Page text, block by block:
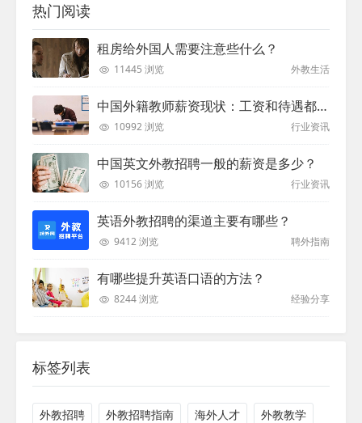
热门阅读
租房给外国人需要注意些什么？
11445 浏览 外教生活
中国外籍教师薪资现状：工资和待遇都非常高
10992 浏览 行业资讯
中国英文外教招聘一般的薪资是多少？
10156 浏览 行业资讯
英语外教招聘的渠道主要有哪些？
9412 浏览 聘外指南
有哪些提升英语口语的方法？
8244 浏览 经验分享
标签列表
外教招聘 外教招聘指南 海外人才 外教教学